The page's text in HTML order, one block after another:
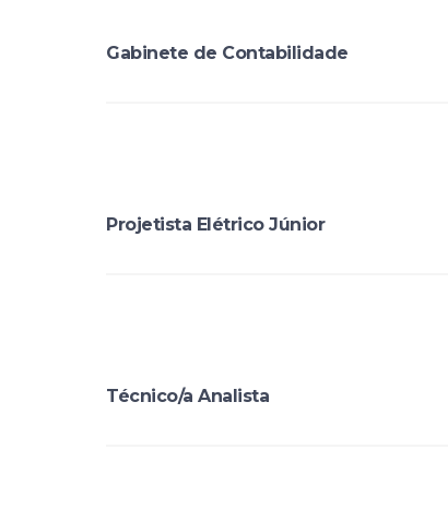
Gabinete de Contabilidade
Projetista Elétrico Júnior
Técnico/a Analista